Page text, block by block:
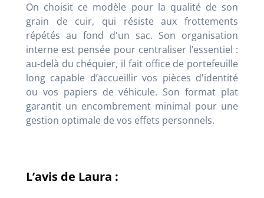
On choisit ce modèle pour la qualité de son
grain de cuir, qui résiste aux frottements
répétés au fond d'un sac. Son organisation
interne est pensée pour centraliser l’essentiel :
au-delà du chéquier, il fait office de portefeuille
long capable d’accueillir vos pièces d'identité
ou vos papiers de véhicule. Son format plat
garantit un encombrement minimal pour une
gestion optimale de vos effets personnels.
L’avis de Laura :